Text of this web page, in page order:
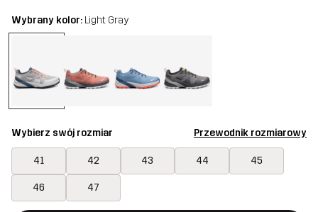
Wybrany kolor: Light Gray
Wybierz swój rozmiar Przewodnik rozmiarowy
41 42 43 44 45
46 47